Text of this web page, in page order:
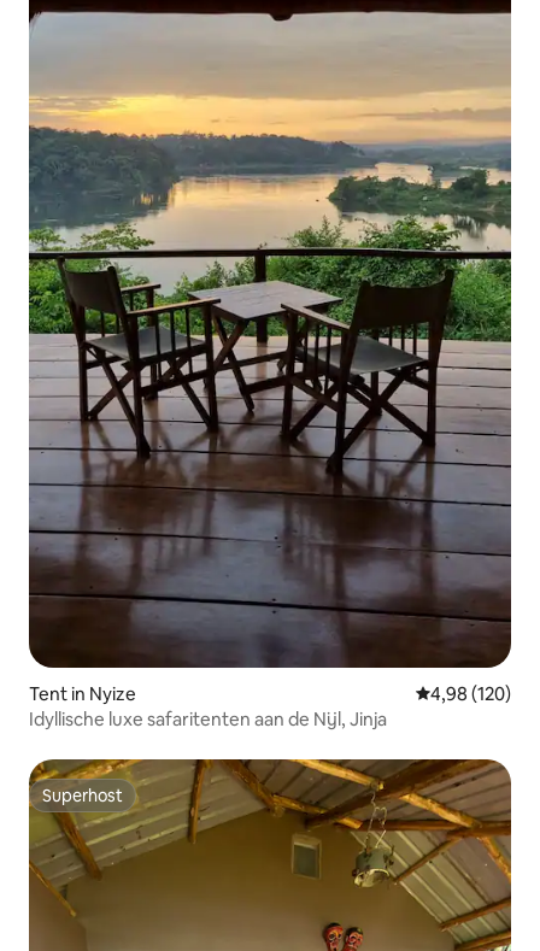
Tent in Nyize Gemiddelde
4,98 (120)
Idyllische luxe safaritenten aan de Nijl, Jinja
Superhost
Superhost